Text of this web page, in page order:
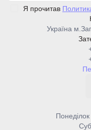
Я прочитав
Україна